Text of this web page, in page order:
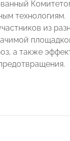
технологиям.
из
а также